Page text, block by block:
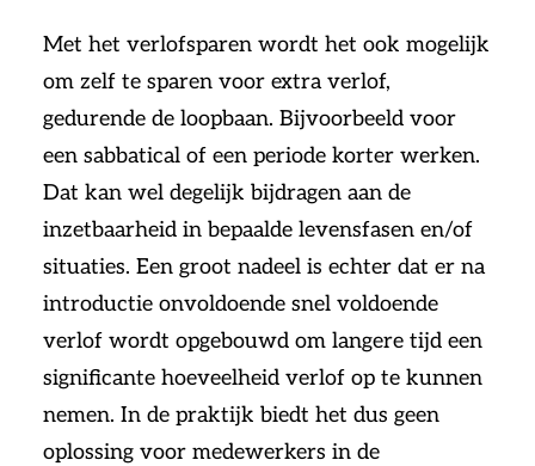
Met het verlofsparen wordt het ook mogelijk
om zelf te sparen voor extra verlof,
gedurende de loopbaan. Bijvoorbeeld voor
een sabbatical of een periode korter werken.
Dat kan wel degelijk bijdragen aan de
inzetbaarheid in bepaalde levensfasen en/of
situaties. Een groot nadeel is echter dat er na
introductie onvoldoende snel voldoende
verlof wordt opgebouwd om langere tijd een
significante hoeveelheid verlof op te kunnen
nemen. In de praktijk biedt het dus geen
oplossing voor medewerkers in de